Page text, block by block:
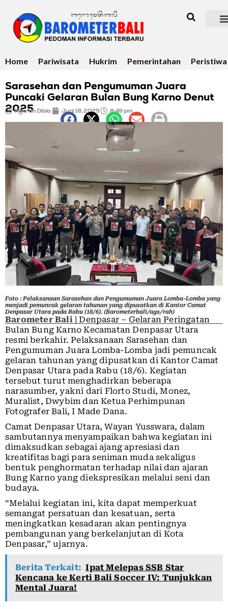
Home Pariwisata Hukrim Pemerintahan Peristiwa
Sarasehan dan Pengumuman Juara
Puncaki Gelaran Bulan Bung Karno Denut
2025
Ngurah Dibia Juni 18, 2025 8:49 pm
Foto : Pelaksanaan Sarasehan dan Pengumuman Juara Lomba-Lomba yang
menjadi pemuncak gelaran tahunan yang dipusatkan di Kantor Camat
Denpasar Utara pada Rabu (18/6). (Barometerbali/ags/rah)
Barometer Bali| Denpasar – Gelaran Peringatan
Bulan Bung Karno Kecamatan Denpasar Utara
resmi berkahir. Pelaksanaan Sarasehan dan
Pengumuman Juara Lomba-Lomba jadi pemuncak
gelaran tahunan yang dipusatkan di Kantor Camat
Denpasar Utara pada Rabu (18/6). Kegiatan
tersebut turut menghadirkan beberapa
narasumber, yakni dari Florto Studi, Monez,
Muralist, Dwybim dan Ketua Perhimpunan
Fotografer Bali, I Made Dana.
Camat Denpasar Utara, Wayan Yusswara, dalam
sambutannya menyampaikan bahwa kegiatan ini
dimaksudkan sebagai ajang apresiasi dan
kreatifitas bagi para seniman muda sekaligus
bentuk penghormatan terhadap nilai dan ajaran
Bung Karno yang diekspresikan melalui seni dan
budaya.
“Melalui kegiatan ini, kita dapat memperkuat
semangat persatuan dan kesatuan, serta
meningkatkan kesadaran akan pentingnya
pembangunan yang berkelanjutan di Kota
Denpasar,” ujarnya.
Berita Terkait: Ipat Melepas SSB Star
Kencana ke Kerti Bali Soccer IV: Tunjukkan
Mental Juara!